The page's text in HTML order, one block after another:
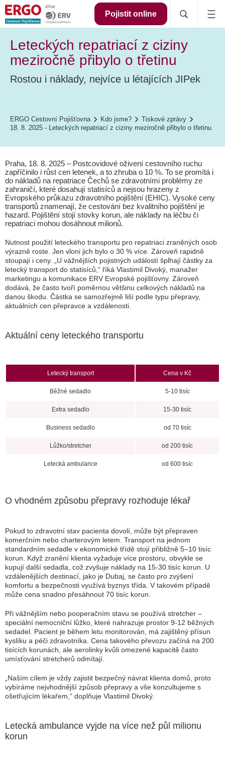
Pojistit online
Leteckých repatriací z ciziny
meziročně přibylo o třetinu
Rostou i náklady, nejvíce u létajících JIPek
ERGO Cestovní Pojišťovna Kdo jsme?
Tiskové zprávy
18. 8. 2025 - Leteckých repatriací z ciziny meziročně přibylo o třetinu
Praha, 18. 8. 2025 – Postcovidové oživení cestovního ruchu
zapříčinilo i růst cen letenek, a to zhruba o 10 %. To se promítá i
do nákladů na repatriace Čechů se zdravotními problémy ze
zahraničí, které dosahují statisíců a nejsou hrazeny z
Evropského průkazu zdravotního pojištění (EHIC). Vysoké ceny
transportů znamenají, že cestování bez kvalitního pojištění je
hazard. Pojištění stojí stovky korun, ale náklady na léčbu či
repatriaci mohou dosáhnout milionů.
Nutnost použití leteckého transportu pro repatriaci zraněných osob
výrazně roste. Jen vloni jich bylo o 30 % více. Zároveň rapidně
stoupají i ceny. „U vážnějších pojistných událostí šplhají částky za
letecký transport do statisíců,“ říká Vlastimil Divoký, manažer
marketingu a komunikace ERV Evropské pojišťovny. Zároveň
dodává, že často tvoří poměrnou většinu celkových nákladů na
danou škodu. Částka se samozřejmě liší podle typu přepravy,
aktuálních cen přepravce a vzdálenosti.
Aktuální ceny leteckého transportu
Letecký transport Cena v Kč
Běžné sedadlo 5-10 tisíc
Extra sedadlo 15-30 tisíc
Business sedadlo od 70 tisíc
Lůžko/stretcher od 200 tisíc
Letecká ambulance od 600 tisíc
O vhodném způsobu přepravy rozhoduje lékař
Pokud to zdravotní stav pacienta dovolí, může být přepraven
komerčním nebo charterovým letem. Transport na jednom
standardním sedadle v ekonomické třídě stojí přibližně 5–10 tisíc
korun. Když zranění klienta vyžaduje více prostoru, obvykle se
kupují další sedadla, což zvyšuje náklady na 15-30 tisíc korun. U
vzdálenějších destinací, jako je Dubaj, se často pro zvýšení
komfortu a bezpečnosti využívá byznys třída. V takovém případě
může cena snadno přesáhnout 70 tisíc korun.
Při vážnějším nebo pooperačním stavu se používá stretcher –
speciální nemocniční lůžko, které nahrazuje prostor 9-12 běžných
sedadel. Pacient je během letu monitorován, má zajištěný přísun
kyslíku a péči zdravotníka. Cena takového převozu začíná na 200
tisících korunách, ale aerolinky kvůli omezené kapacitě často
umísťování stretcherů odmítají.
„Naším cílem je vždy zajistit bezpečný návrat klienta domů, proto
vybíráme nejvhodnější způsob přepravy a vše konzultujeme s
ošetřujícím lékařem,“ doplňuje Vlastimil Divoký.
Letecká ambulance vyjde na více než půl milionu
korun